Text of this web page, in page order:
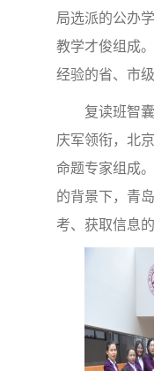
局选派的公办
教学才俊组成
经验的省、市
复读班智
庆军领衔，北
命题专家组成
的背景下，青
考、获取信息的